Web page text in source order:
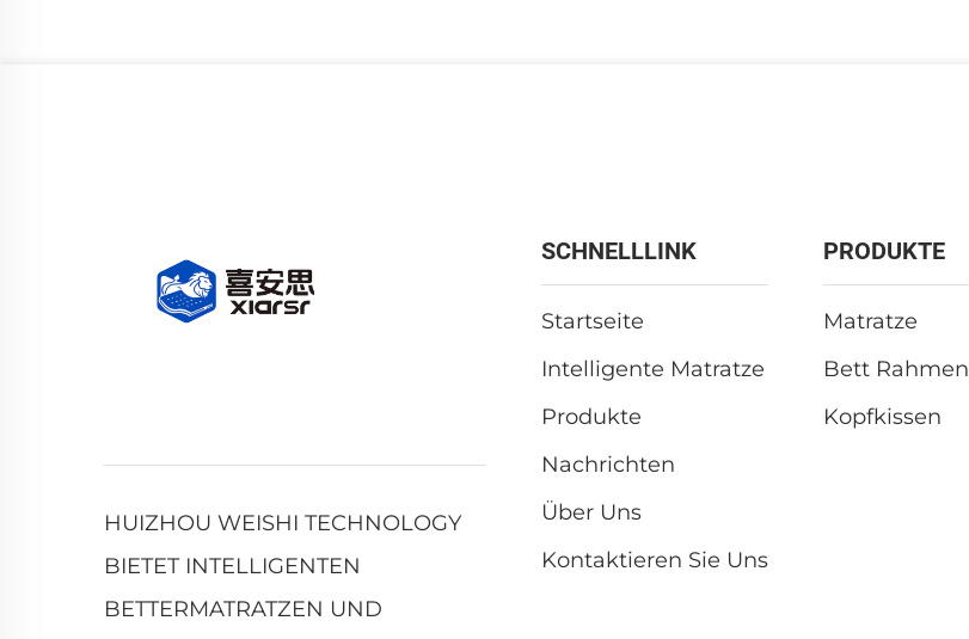
HUIZHOU WEISHI TECHNOLOGY
BIETET INTELLIGENTEN
BETTERMATRATZEN UND
SCHNELLLINK
Startseite
Intelligente Matratze
Produkte
Nachrichten
Über Uns
Kontaktieren Sie Uns
PRODUKTE
Matratze
Bett Rahmen
Kopfkissen